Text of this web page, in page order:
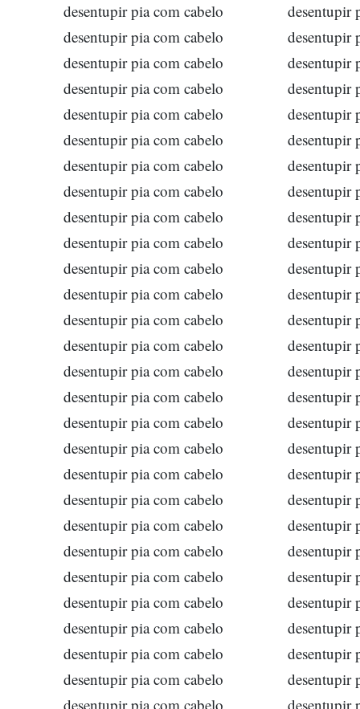
desentupir pia com cabelo
desentupir
desentupir pia com cabelo
desentupir
desentupir pia com cabelo
desentupir
desentupir pia com cabelo
desentupir
desentupir pia com cabelo
desentupir
desentupir pia com cabelo
desentupir
desentupir pia com cabelo
desentupir
desentupir pia com cabelo
desentupir
desentupir pia com cabelo
desentupir
desentupir pia com cabelo
desentupir
desentupir pia com cabelo
desentupir
desentupir pia com cabelo
desentupir
desentupir pia com cabelo
desentupir
desentupir pia com cabelo
desentupir
desentupir pia com cabelo
desentupir
desentupir pia com cabelo
desentupir
desentupir pia com cabelo
desentupir
desentupir pia com cabelo
desentupir
desentupir pia com cabelo
desentupir
desentupir pia com cabelo
desentupir
desentupir pia com cabelo
desentupir
desentupir pia com cabelo
desentupir
desentupir pia com cabelo
desentupir
desentupir pia com cabelo
desentupir
desentupir pia com cabelo
desentupir
desentupir pia com cabelo
desentupir
desentupir pia com cabelo
desentupir
desentupir pia com cabelo
desentupir